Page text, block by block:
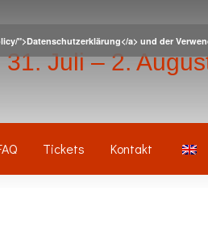
31. Juli – 2.
Tickets Kontakt
">Datenschutzerklärung</a> und der